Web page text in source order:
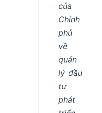
của
Chính
phủ
về
quản
lý đầu
tư
phát